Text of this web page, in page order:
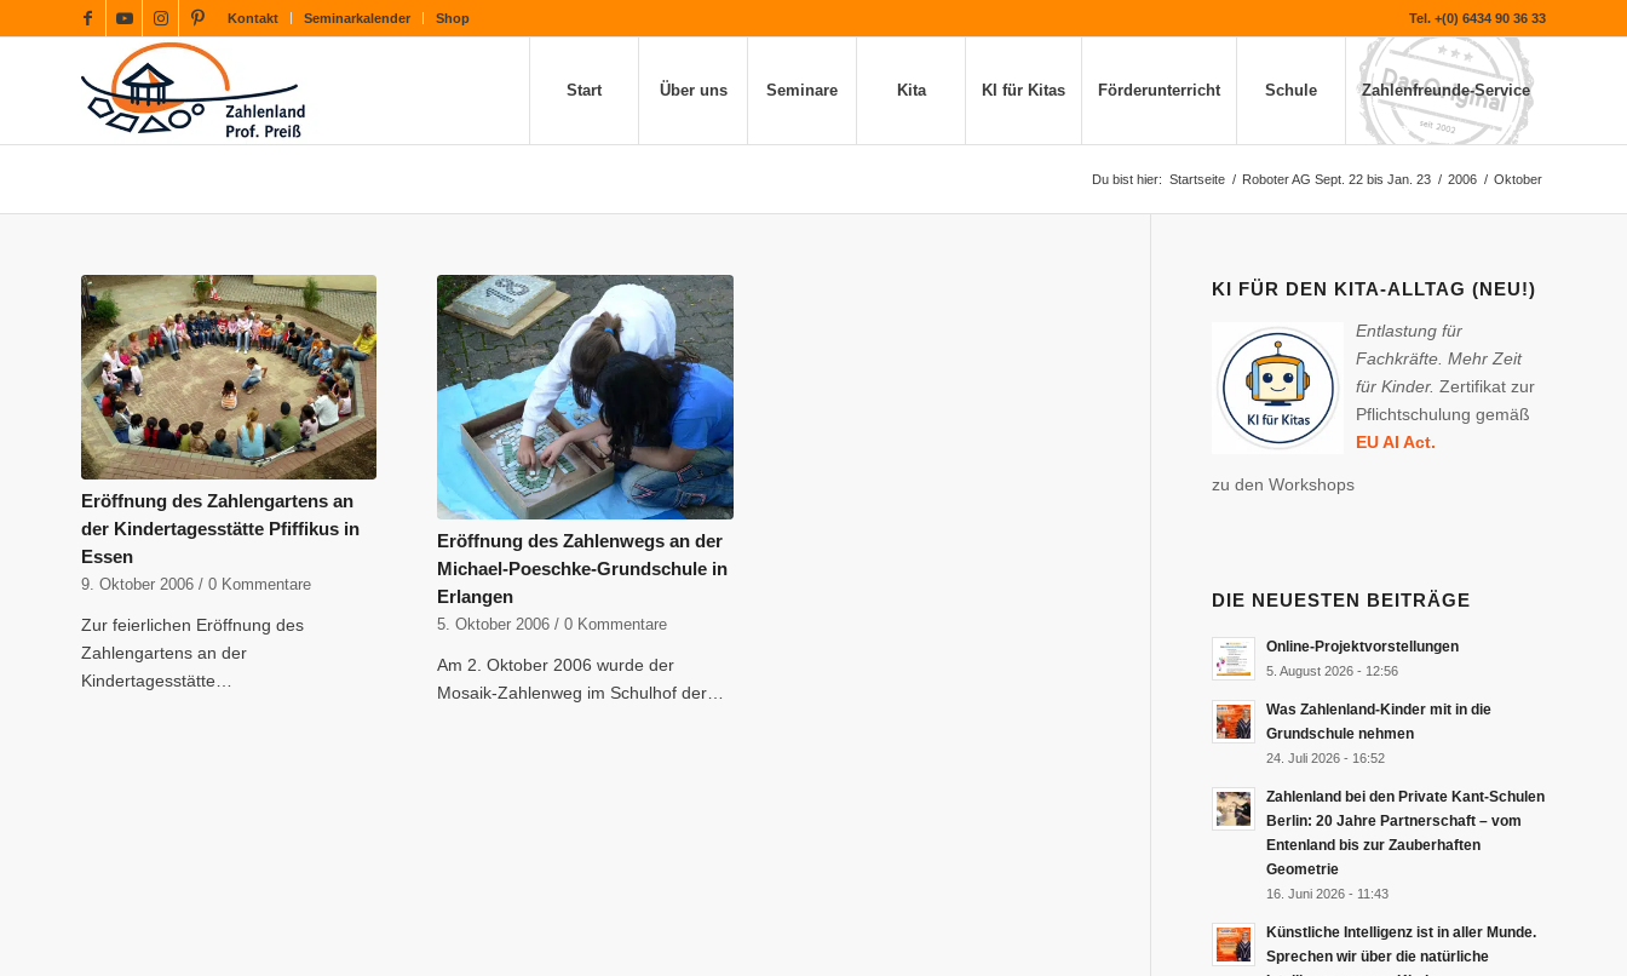
Kontakt Seminarkalender Shop Tel. +(0) 6434 90 36 33
Start Über uns Seminare Kita KI für Kitas Förderunterricht Schule Zahlenfreunde-Service
Du bist hier: Startseite / Roboter AG Sept. 22 bis Jan. 23 / 2006 / Oktober
Eröffnung des Zahlengartens an
der Kindertagesstätte Pfiffikus in
Essen
9. Oktober 2006 / 0 Kommentare
Zur feierlichen Eröffnung des
Zahlengartens an der
Kindertagesstätte…
Eröffnung des Zahlenwegs an der
Michael-Poeschke-Grundschule in
Erlangen
5. Oktober 2006 / 0 Kommentare
Am 2. Oktober 2006 wurde der
Mosaik-Zahlenweg im Schulhof der…
KI FÜR DEN KITA-ALLTAG (NEU!)
Entlastung für
Fachkräfte. Mehr Zeit
für Kinder.Zertifikat zur
Pflichtschulung gemäß
EU AI Act.
zu den Workshops
DIE NEUESTEN BEITRÄGE
Online-Projektvorstellungen
5. August 2026 - 12:56
Was Zahlenland-Kinder mit in die
Grundschule nehmen
24. Juli 2026 - 16:52
Zahlenland bei den Private Kant-Schulen
Berlin: 20 Jahre Partnerschaft – vom
Entenland bis zur Zauberhaften
Geometrie
16. Juni 2026 - 11:43
Künstliche Intelligenz ist in aller Munde.
Sprechen wir über die natürliche